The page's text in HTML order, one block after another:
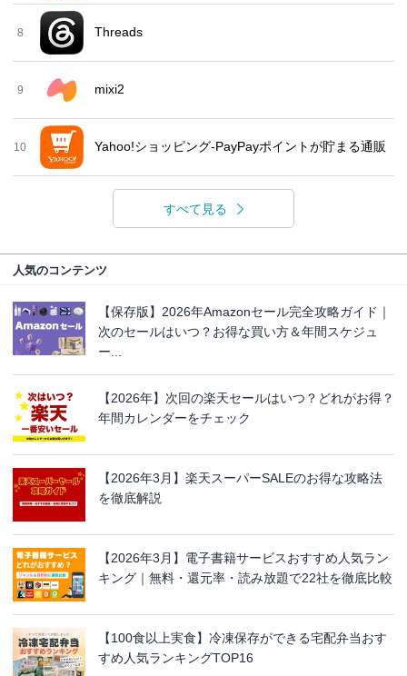
8 Threads
9 mixi2
10 Yahoo!ショッピング-PayPayポイントが貯まる通販
すべて見る
人気のコンテンツ
【保存版】2026年Amazonセール完全攻略ガイド｜
次のセールはいつ？お得な買い方＆年間スケジュ
ー...
【2026年】次回の楽天セールはいつ？どれがお得？
年間カレンダーをチェック
【2026年3月】楽天スーパーSALEのお得な攻略法
を徹底解説
【2026年3月】電子書籍サービスおすすめ人気ラン
キング｜無料・還元率・読み放題で22社を徹底比較
【100食以上実食】冷凍保存ができる宅配弁当おす
すめ人気ランキングTOP16